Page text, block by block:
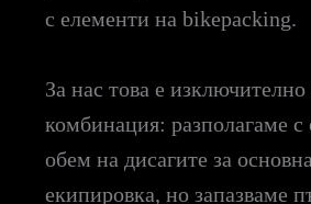
с елементи на bikepacking.
За нас това е
комбинация: разполагаме с
обем на дисагите за
екипировка, но запазваме